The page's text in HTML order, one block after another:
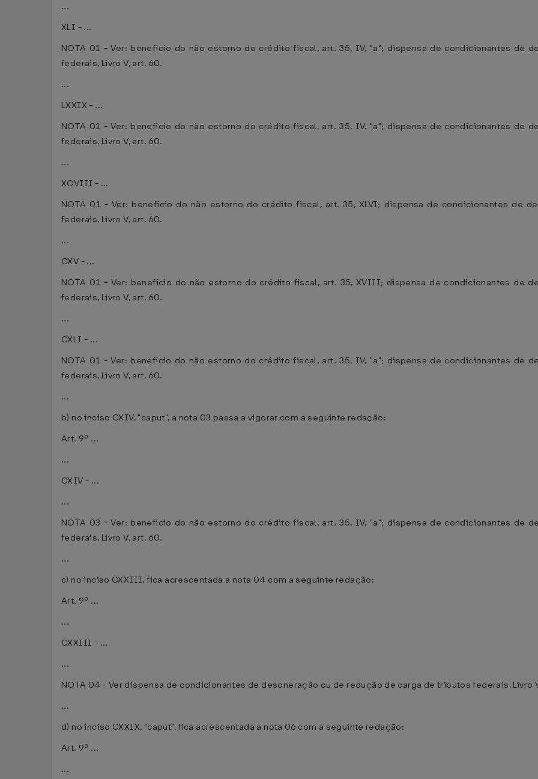
...
XLI - ...
NOTA 01 - Ver: benefício do não estorno do crédito fiscal, art. 35, IV, "a"; dispensa de condicionantes de
federais, Livro V, art. 60.
...
LXXIX - ...
NOTA 01 - Ver: benefício do não estorno do crédito fiscal, art. 35, IV, "a"; dispensa de condicionantes de
federais, Livro V, art. 60.
...
XCVIII - ...
NOTA 01 - Ver: benefício do não estorno do crédito fiscal, art. 35, XLVI; dispensa de condicionantes de
federais, Livro V, art. 60.
...
CXV - ...
NOTA 01 - Ver: benefício do não estorno do crédito fiscal, art. 35, XVIII; dispensa de condicionantes de
federais, Livro V, art. 60.
...
CXLI - ...
NOTA 01 - Ver: benefício do não estorno do crédito fiscal, art. 35, IV, "a"; dispensa de condicionantes de
federais, Livro V, art. 60.
...
b) no inciso CXIV, "caput", a nota 03 passa a vigorar com a seguinte redação:
Art. 9º ...
...
CXIV - ...
...
NOTA 03 - Ver: benefício do não estorno do crédito fiscal, art. 35, IV, "a"; dispensa de condicionantes de
federais, Livro V, art. 60.
...
c) no inciso CXXIII, fica acrescentada a nota 04 com a seguinte redação:
Art. 9º ...
...
CXXIII - ...
...
NOTA 04 - Ver dispensa de condicionantes de desoneração ou de redução de carga de tributos federais, Livro
...
d) no inciso CXXIX, "caput", fica acrescentada a nota 06 com a seguinte redação:
Art. 9º ...
...